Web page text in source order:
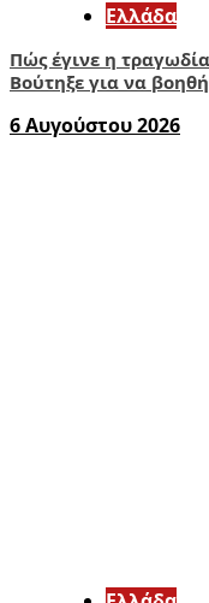
Ελλάδα
Πώς έγινε η
Βούτηξε για να
6 Αυγούστου 2026